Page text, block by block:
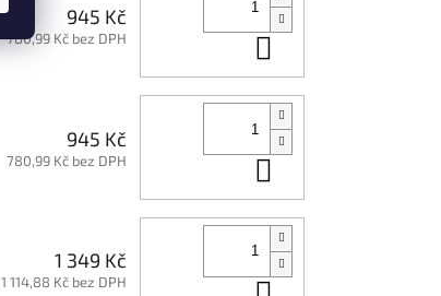
945 Kč
780,99 Kč bez DPH
945 Kč
780,99 Kč bez DPH
1 349 Kč
1 114,88 Kč bez DPH